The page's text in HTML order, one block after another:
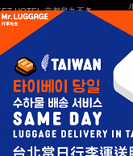
HOTEL 京都烏丸五条
ート福知山
イン 北浜
イン 大阪心斎橋
フレッサ 大阪なんば
イン 淀屋橋